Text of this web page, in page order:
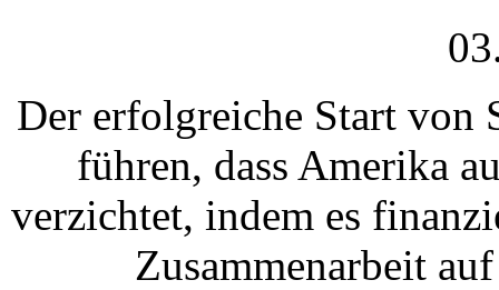
Der erfolgreiche Start von
führen, dass Amerika
verzichtet, indem es
Zusammenarbeit